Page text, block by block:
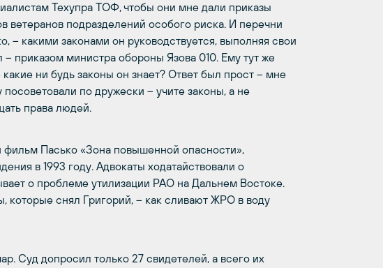
Техупра ТОФ, чтобы они мне дали приказы
подразделений особого риска. И перечни
– какими законами он руководствуется, выполняя свои
приказом министра обороны Язова 010. Ему тут же
ни будь законы он знает? Ответ был прост – мне
посоветовали по дружески – учите законы, а не
права людей.
Пасько «Зона повышенной опасности»,
в 1993 году. Адвокаты ходатайствовали о
о проблеме утилизации РАО на Дальнем Востоке.
которые снял Григорий, – как сливают ЖРО в воду
Суд допросил только 27 свидетелей, а всего их